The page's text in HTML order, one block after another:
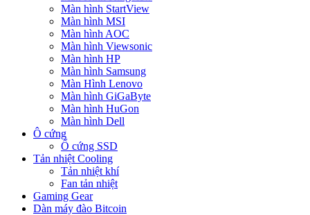
Màn hình StartView
Màn hình MSI
Màn hình AOC
Màn hình Viewsonic
Màn hình HP
Màn hình Samsung
Màn Hình Lenovo
Màn hình GiGaByte
Màn hình HuGon
Màn hình Dell
Ô cứng
Ổ cứng SSD
Tản nhiệt Cooling
Tản nhiệt khí
Fan tản nhiệt
Gaming Gear
Dàn máy đào Bitcoin